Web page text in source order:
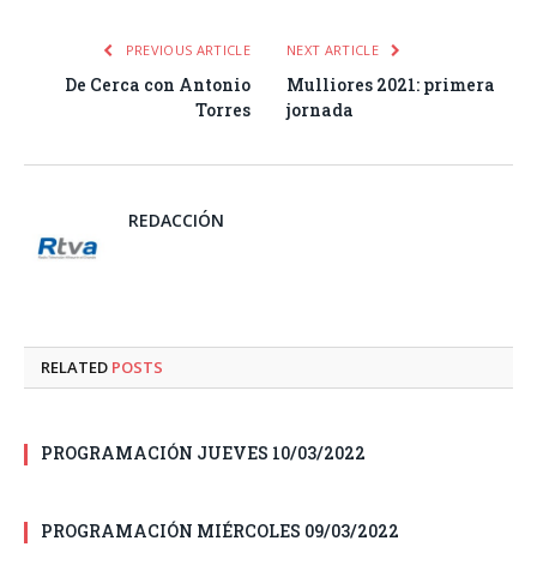
PREVIOUS ARTICLE
De Cerca con Antonio
Torres
NEXT ARTICLE
Mulliores 2021: primera
jornada
REDACCIÓN
RELATED POSTS
PROGRAMACIÓN JUEVES 10/03/2022
PROGRAMACIÓN MIÉRCOLES 09/03/2022